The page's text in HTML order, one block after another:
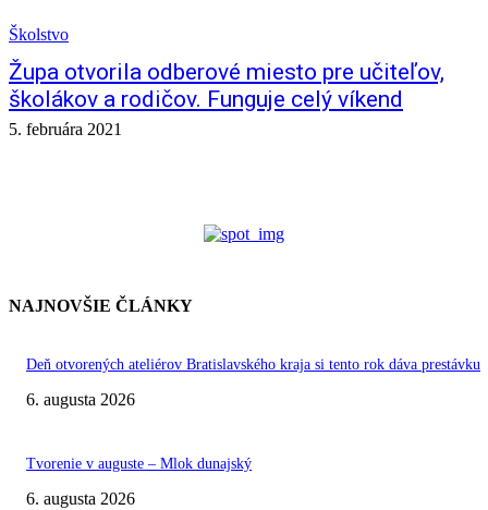
Školstvo
Župa otvorila odberové miesto pre učiteľov,
školákov a rodičov. Funguje celý víkend
5. februára 2021
NAJNOVŠIE ČLÁNKY
Deň otvorených ateliérov Bratislavského kraja si tento rok dáva prestávku
6. augusta 2026
Tvorenie v auguste – Mlok dunajský
6. augusta 2026